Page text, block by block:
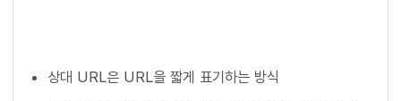
상대 URL은 URL을 짧게 표기하는 방식